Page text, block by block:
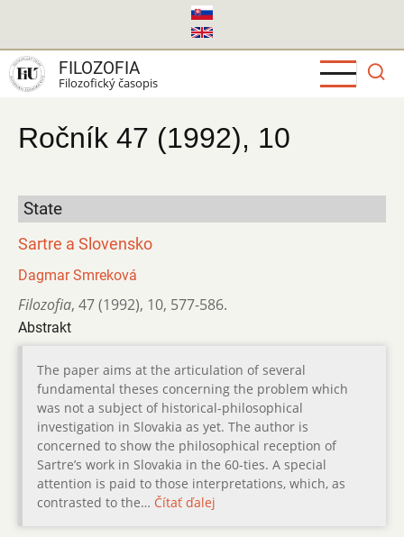
hlavný
obsah
FILOZOFIA
Filozofický časopis
Ročník 47 (1992), 10
State
Sartre a Slovensko
Dagmar Smreková
Filozofia, 47 (1992), 10, 577-586.
Abstrakt
The paper aims at the articulation of several
fundamental theses concerning the problem which
was not a subject of historical-philosophical
investigation in Slovakia as yet. The author is
concerned to show the philosophical reception of
Sartre’s work in Slovakia in the 60-ties. A special
attention is paid to those interpretations, which, as
contrasted to the… Čítať ďalej